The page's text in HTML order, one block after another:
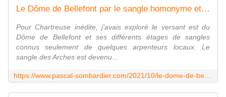
Le Dôme de Bellefont par le sangle homonyme et l'arête nord - pascal-sombardier.com
Pour Chartreuse inédite, j'avais exploré le versant est du
Dôme de Bellefont et ses différents étages de sangles
connus seulement de quelques arpenteurs locaux. Le
sangle des Arches est devenu...